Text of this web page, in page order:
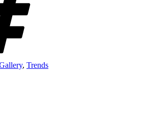
, Trends